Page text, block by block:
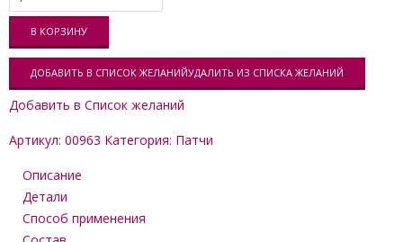
o
M
n
В КОРЗИНУ
ДОБАВИТЬ В СПИСОК ЖЕЛАНИЙУДАЛИТЬ ИЗ СПИСКА ЖЕЛАНИЙ
Добавить в Список желаний
Артикул: 00963 Категория: Патчи
Описание
Детали
Способ применения